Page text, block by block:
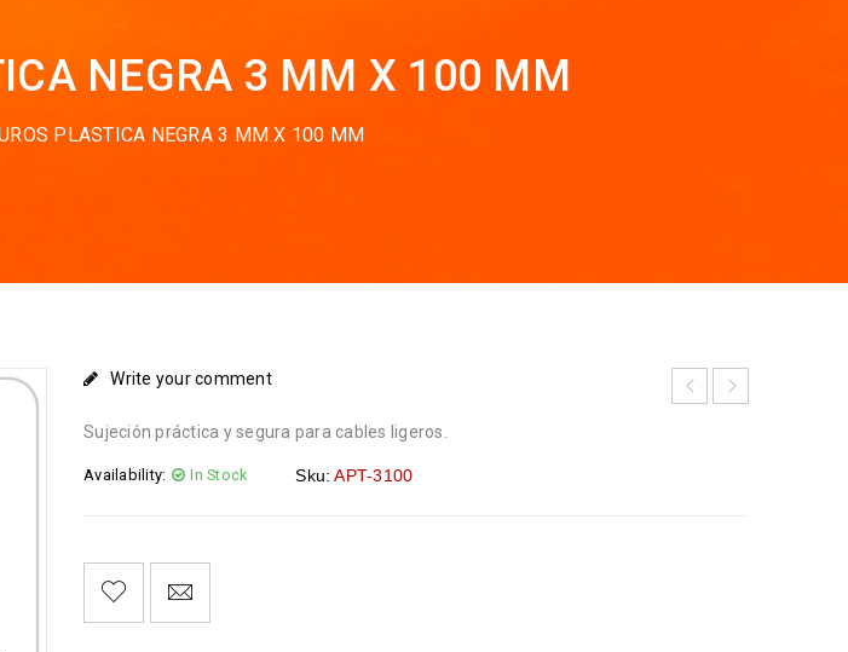
NEGRA 3 MM X 100 MM
PLASTICA NEGRA 3 MM X 100 MM
Write your comment
Sujeción práctica y segura para cables ligeros.
Availability: In Stock Sku: APT-3100